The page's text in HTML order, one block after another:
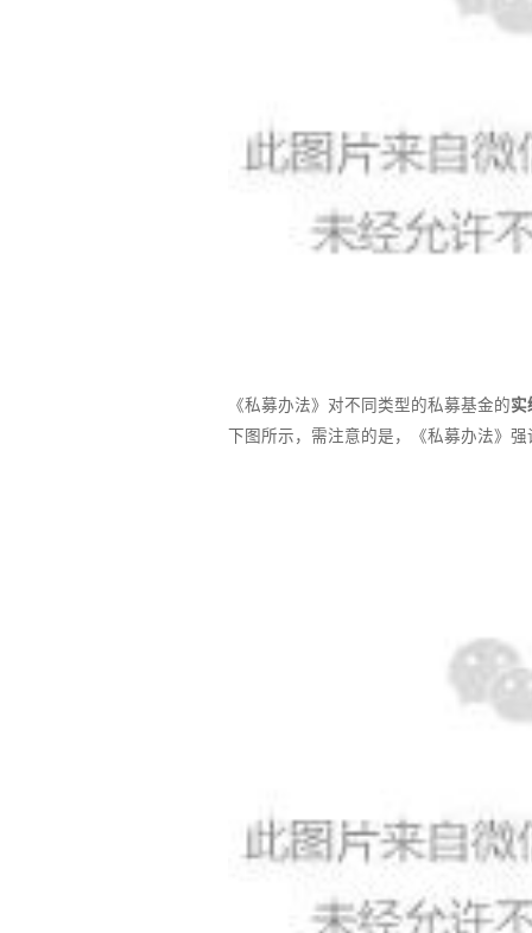
《私募办法》对不同类型的私募基金的实
下图所示，需注意的是，《私募办法》